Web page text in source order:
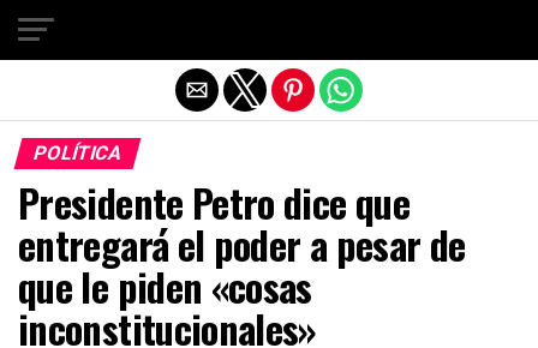
POLÍTICA
Presidente Petro dice que
entregará el poder a pesar de
que le piden «cosas
inconstitucionales»